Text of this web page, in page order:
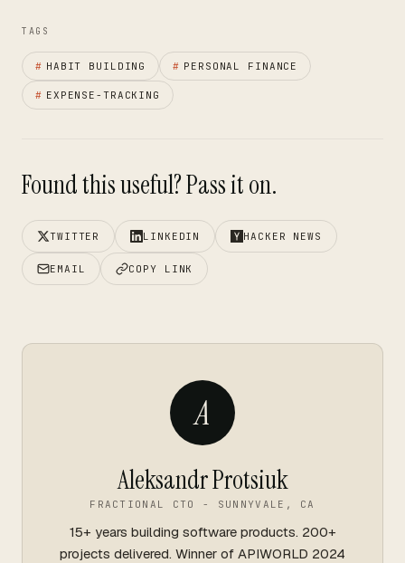
TAGS
# HABIT BUILDING # PERSONAL FINANCE
# EXPENSE-TRACKING
Found this useful? Pass it on.
TWITTER LINKEDIN HACKER NEWS
EMAIL COPY LINK
A
Aleksandr Protsiuk
FRACTIONAL CTO - SUNNYVALE, CA
15+ years building software products. 200+
projects delivered. Winner of APIWORLD 2024